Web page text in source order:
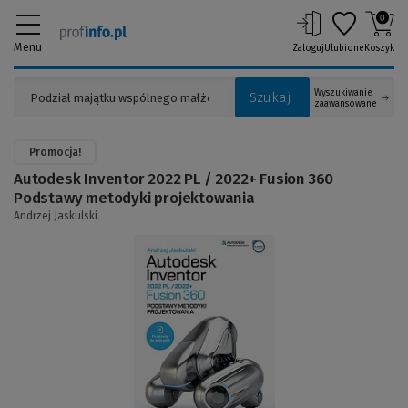
Menu
Szukaj
Wyszukiwanie
zaawansowane
ZalogujUlubione
0
Koszyk
Promocja!
Autodesk Inventor 2022 PL / 2022+ Fusion 360
Podstawy metodyki projektowania
Andrzej Jaskulski